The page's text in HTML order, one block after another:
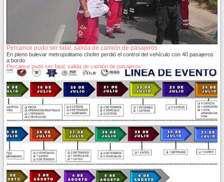
Percance pudo ser fatal; salida de camión de pasajeros
En pleno bulevar metropolitamo chofer perdió el control del vehículo con 40 pasajeros
a bordo
Percance pudo ser fatal; salida de camión de pasajeros